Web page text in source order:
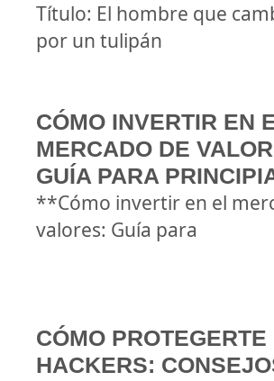
Título: El hombre que
por un tulipán
CÓMO INVERTIR EN
MERCADO DE
GUÍA PARA
**Cómo invertir en el
valores: Guía para
CÓMO PROTEGERTE
HACKERS: